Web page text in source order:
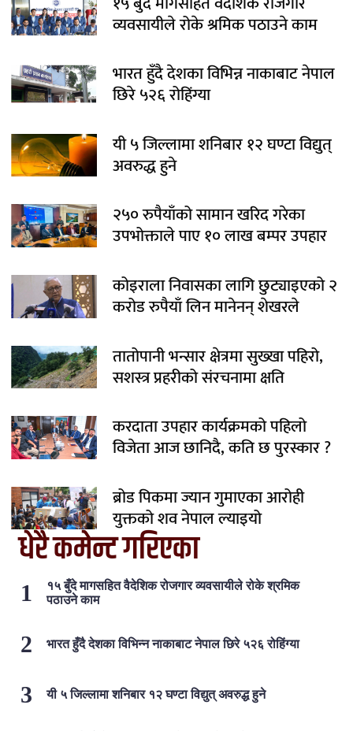
व्यवसायीले रोके श्रमिक पठाउने काम
भारत हुँदै देशका विभिन्न नाकाबाट नेपाल
छिरे ५२६ रोहिंग्या
यी ५ जिल्लामा शनिबार १२ घण्टा विद्युत्
अवरुद्ध हुने
२५० रुपैयाँको सामान खरिद गरेका
उपभोक्ताले पाए १० लाख बम्पर उपहार
कोइराला निवासका लागि छुट्याइएको २
करोड रुपैयाँ लिन मानेनन् शेखरले
तातोपानी भन्सार क्षेत्रमा सुख्खा पहिरो,
सशस्त्र प्रहरीको संरचनामा क्षति
करदाता उपहार कार्यक्रमको पहिलो
विजेता आज छानिदै, कति छ पुरस्कार ?
ब्रोड पिकमा ज्यान गुमाएका आरोही
युक्तको शव नेपाल ल्याइयो
धेरै कमेन्ट गरिएका
१५ बुँदे मागसहित वैदेशिक रोजगार व्यवसायीले रोके श्रमिक
पठाउने काम
भारत हुँदै देशका विभिन्न नाकाबाट नेपाल छिरे ५२६ रोहिंग्या
यी ५ जिल्लामा शनिबार १२ घण्टा विद्युत् अवरुद्ध हुने